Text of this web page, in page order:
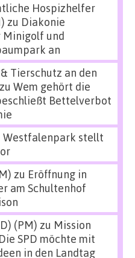
Hospizhelfer
zu Diakonie
und
an
Tierschutz an den
zu Wem gehört die
Bettelverbot
Westfalenpark stellt
zu Eröffnung in
am Schultenhof
(PM) zu Mission
SPD möchte mit
in den Landtag